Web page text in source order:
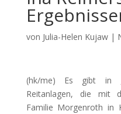
von Julia-Helen Kujaw|
(hk/me) Es gibt in
Reitanlagen, die mit
Familie Morgenroth in